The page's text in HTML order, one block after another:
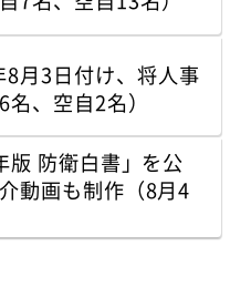
月3日付け、将人事
名、空自2名）
版 防衛白書」を公
動画も制作（8月4